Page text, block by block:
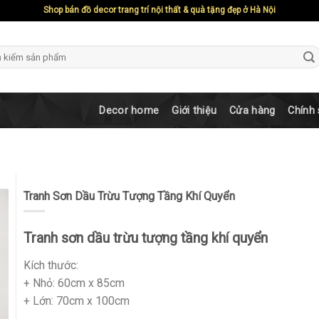
Shop bán đồ decor trang trí nội thất & quà tặng đẹp ở Hà Nội
Decor home Giới thiệu Cửa hàng Chính
Tranh Sơn Dầu Trừu Tượng Tầng Khí Quyển
Tranh sơn dầu trừu tượng tầng khí quyển
Kích thước:
+ Nhỏ: 60cm x 85cm
+ Lớn: 70cm x 100cm